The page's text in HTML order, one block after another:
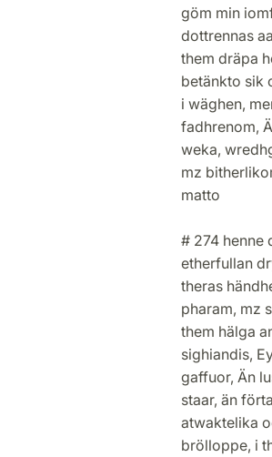
göm min
dottrennas
them dräpa
betänkto sik
i wäghen,
fadhrenom,
weka,
mz
matto
# 274 henne
etherfullan
theras
pharam, mz
them hälga
sighiandis,
gaffuor, Än
staar, än
atwaktelika
brölloppe, i